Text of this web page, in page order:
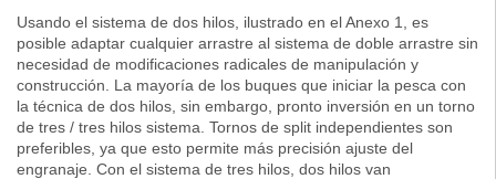
Usando el sistema de dos hilos, ilustrado en el Anexo 1, es
posible adaptar cualquier arrastre al sistema de doble arrastre sin
necesidad de modificaciones radicales de manipulación y
construcción. La mayoría de los buques que iniciar la pesca con
la técnica de dos hilos, sin embargo, pronto inversión en un torno
de tres / tres hilos sistema. Tornos de split independientes son
preferibles, ya que esto permite más precisión ajuste del
engranaje. Con el sistema de tres hilos, dos hilos van